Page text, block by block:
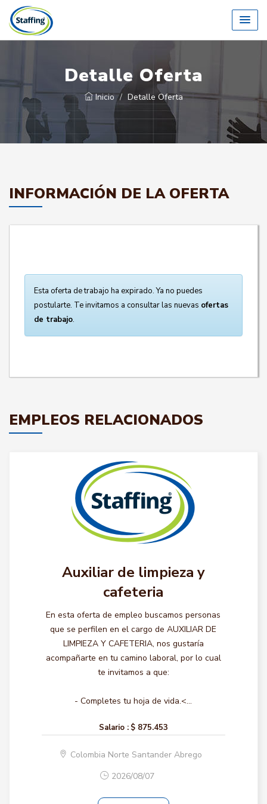
Detalle Oferta
Inicio Detalle Oferta
INFORMACIÓN DE LA OFERTA
Esta oferta de trabajo ha expirado. Ya no puedes
postularte. Te invitamos a consultar las nuevas ofertas
de trabajo.
EMPLEOS RELACIONADOS
Auxiliar de limpieza y
cafeteria
En esta oferta de empleo buscamos personas
que se perfilen en el cargo de AUXILIAR DE
LIMPIEZA Y CAFETERIA, nos gustaría
acompañarte en tu camino laboral, por lo cual
te invitamos a que:
- Completes tu hoja de vida.<...
Salario : $ 875.453
Colombia Norte Santander Abrego
2026/08/07